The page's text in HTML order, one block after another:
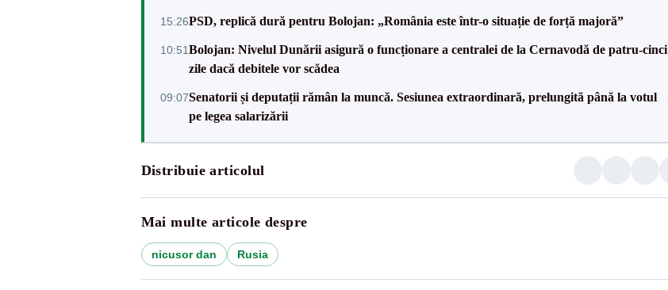
15:26PSD, replică dură pentru Bolojan: „România este într-o situație de forță majoră”
10:51Bolojan: Nivelul Dunării asigură o funcționare a centralei de la Cernavodă de patru-cinci
zile dacă debitele vor scădea
09:07Senatorii și deputații rămân la muncă. Sesiunea extraordinară, prelungită până la votul
pe legea salarizării
Distribuie articolul
Mai multe articole despre
nicusor dan Rusia